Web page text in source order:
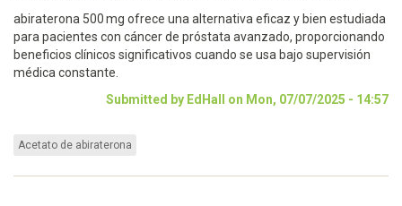
abiraterona 500 mg ofrece una alternativa eficaz y bien estudiada
para pacientes con cáncer de próstata avanzado, proporcionando
beneficios clínicos significativos cuando se usa bajo supervisión
médica constante.
Submitted by EdHall on Mon, 07/07/2025 - 14:57
Acetato de abiraterona